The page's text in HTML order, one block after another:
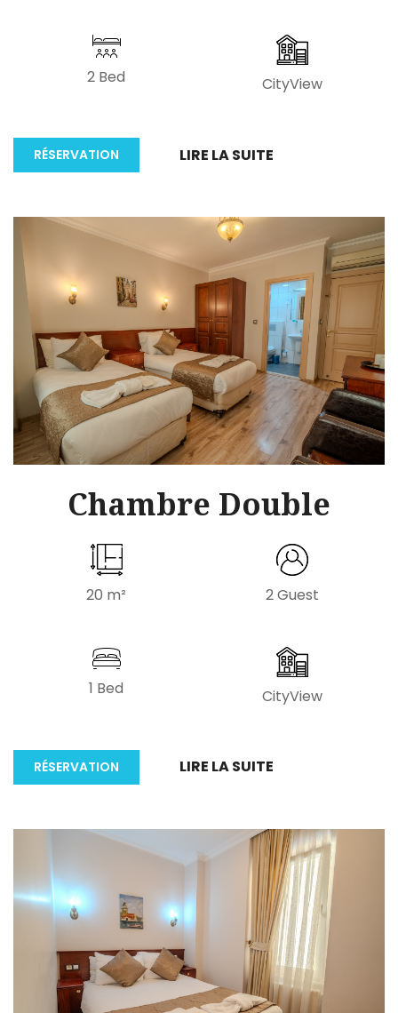
2 Bed CityView
RÉSERVATION LIRE LA SUITE
Chambre Double
20 m² 2 Guest
1 Bed CityView
RÉSERVATION LIRE LA SUITE